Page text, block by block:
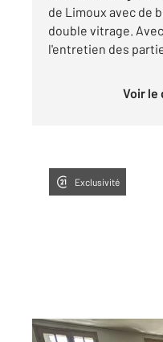
de Limoux avec de
double vitrage.
l'entretien des
Voir
Exclusivité